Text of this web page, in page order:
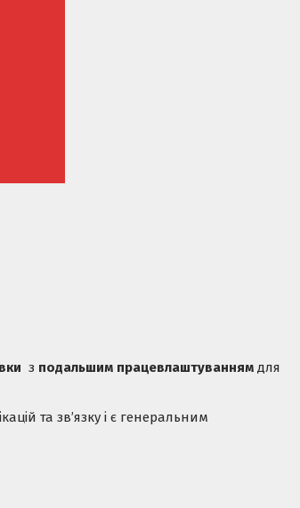
з подальшим працевлаштуванням для
та зв’язку і є генеральним